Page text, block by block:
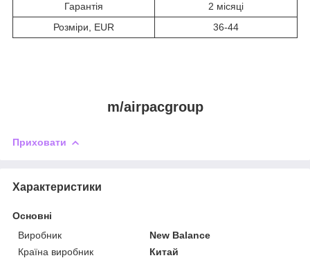
Гарантія
2 місяці
Розміри, EUR
36-44
m/airpacgroup
Приховати
Характеристики
Основні
Виробник
New Balance
Країна виробник
Китай